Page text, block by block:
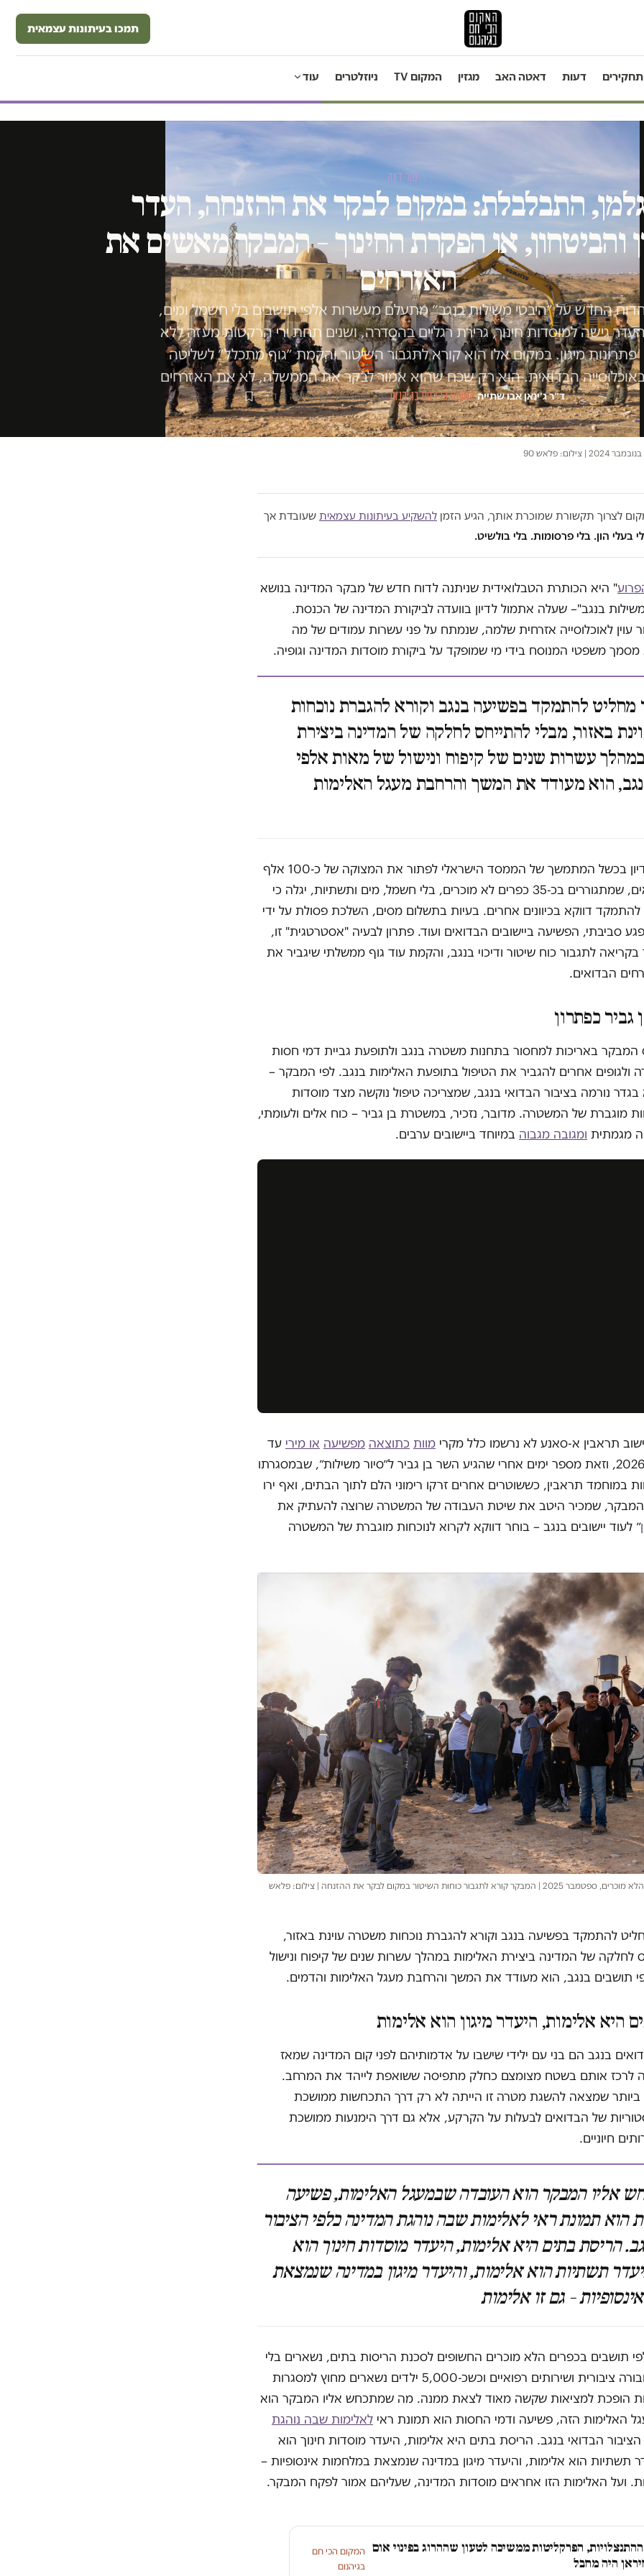
תמכו בעיתונות עצמאית
תחקירים דעות דאטה האב מגזין המקום TV ניוזלטרים עוד
טור דעה
התבלבלת: במקום לבקר את ההזנחה, העדר
והביטחון, או הפקרת החינוך – המבקר מאשים את
האזרחים
החדש על ״היבטי משילות בנגב״ מתעלם מעשרות אלפי תושבים בלי חשמל ומים,
גישה למוסדות חינוך, גרירת רגליים בהסדרה, ושנים תחת ירי הרקטות מעזה ללא
פתרונות מיגון. במקום אלו הוא קורא לתגבור השיטור והקמת ״גוף מתכלל״ לשליטה
הבדואית. הוא רק שכח שהוא אמור לבקר את הממשלה, לא את האזרחים
ד״ר ג׳ינאן אבו שתייה·המקום הכי חם בגיהנום·
14.05.2026
·זמן קריאה 4 דק׳
צילום: פלאש 90
לצרוך תקשורת שמוכרת אותך, הגיע הזמן להשקיע בעיתונות עצמאית שעובדת אך
בעלי הון. בלי פרסומות. בלי בולשיט.
" היא הכותרת הטבלואידית שניתנה לדוח חדש של מבקר המדינה בנושא
בנגב"– שעלה אתמול לדיון בוועדה לביקורת המדינה של הכנסת.
עוין לאוכלוסייה אזרחית שלמה, שנמתח על פני עשרות עמודים של מה
משפטי המנוסח בידי מי שמופקד על ביקורת מוסדות המדינה וגופיה.
להתמקד בפשיעה בנגב וקורא להגברת נוכחות
באזור, מבלי להתייחס לחלקה של המדינה ביצירת
עשרות שנים של קיפוח ונישול של מאות אלפי
הוא מעודד את המשך והרחבת מעגל האלימות
מי שמצפה לדיון בכשל המתמשך של הממסד הישראלי לפתור את המצוקה של כ-100 אלף
תושבים בדואים, שמתגוררים בכ-35 כפרים לא מוכרים, בלי חשמל, מים ותשתיות, יגלה כי
דווקא בכיוונים אחרים. בעיות בתשלום מסים, השלכת פסולת על ידי
סביבתי, הפשיעה ביישובים הבדואים ועוד. פתרון לבעיה "אסטרטגית" זו,
לתגבור כוח שיטור ודיכוי בנגב, והקמת עוד גוף ממשלתי שיגביר את
הבדואים.
כפתרון
המבקר באריכות למחסור בתחנות משטרה בנגב ולתופעת גביית דמי חסות
ולגופים אחרים להגביר את הטיפול בתופעת האלימות בנגב. לפי המבקר –
נורמה בציבור הבדואי בנגב, שמצריכה טיפול נוקשה מצד מוסדות
מוגברת של המשטרה. מדובר, נזכיר, במשטרת בן גביר – כוח אלים ולעומתי,
מגמתית ומגובה מגבוה במיוחד ביישובים ערבים.
תראבין א-סאנע לא נרשמו כלל מקרי מוות כתוצאה מפשיעה או מירי עד
לחודש ינואר 2026, וזאת מספר ימים אחרי שהגיע השר בן גביר ל״סיור משילות״, שבמסגרתו
במוחמד תראבין, כששוטרים אחרים זרקו רימוני הלם לתוך הבתים, ואף ירו
שמכיר היטב את שיטת העבודה של המשטרה שרוצה להעתיק את
״ לעוד יישובים בנגב – בוחר דווקא לקרוא לנוכחות מוגברת של המשטרה
פינוי אחד הכפרים הלא מוכרים, ספטמבר 2025 | המבקר קורא לתגבור כוחות השיטור במקום לבקר את ההזנחה | צילום: פלאש
להתמקד בפשיעה בנגב וקורא להגברת נוכחות משטרה עוינת באזור,
לחלקה של המדינה ביצירת האלימות במהלך עשרות שנים של קיפוח ונישול
תושבים בנגב, הוא מעודד את המשך והרחבת מעגל האלימות והדמים.
היא אלימות, היעדר מיגון הוא אלימות
בנגב הם בני עם ילידי שישבו על אדמותיהם לפני קום המדינה שמאז
לרכז אותם בשטח מצומצם כחלק מתפיסה ששואפת לייהד את המרחב.
ביותר שמצאה להשגת מטרה זו הייתה לא רק דרך התכחשות ממושכת
של הבדואים לבעלות על הקרקע, אלא גם דרך הימנעות ממושכת
חיוניים.
אליו המבקר הוא העובדה שבמעגל האלימות, פשיעה
הוא תמונת ראי לאלימות שבה נוהגת המדינה כלפי הציבור
הריסת בתים היא אלימות, היעדר מוסדות חינוך הוא
תשתיות הוא אלימות, והיעדר מיגון במדינה שנמצאת
– גם זו אלימות
תושבים בכפרים הלא מוכרים החשופים לסכנת הריסות בתים, נשארים בלי
כל גישה לתחבורה ציבורית ושירותים רפואיים וכשכ-5,000 ילדים נשארים מחוץ למסגרות
הופכת למציאות שקשה מאוד לצאת ממנה. מה שמתכחש אליו המבקר הוא
האלימות הזה, פשיעה ודמי החסות הוא תמונת ראי לאלימות שבה נוהגת
הבדואי בנגב. הריסת בתים היא אלימות, היעדר מוסדות חינוך הוא
תשתיות הוא אלימות, והיעדר מיגון במדינה שנמצאת במלחמות אינסופיות –
ועל האלימות הזו אחראים מוסדות המדינה, שעליהם אמור לפקח המבקר.
הפרקליטות ממשיכה לטעון שההרוג בפינוי אום
היה מחבל
המקום הכי חם
בגיהנום